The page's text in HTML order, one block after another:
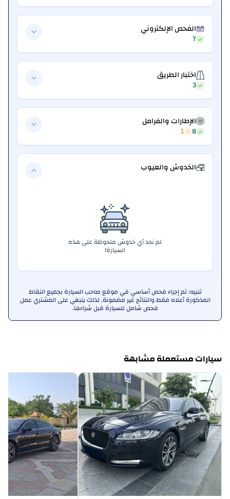
الفحص الإلكتروني
7
اختبار الطريق
3
الإطارات والفرامل
8
1
الخدوش والعيوب
لم نجد أي خدوش ملحوظة على هذه
السيارة!
تنبيه: تم إجراء فحص أساسي في موقع صاحب السيارة بجميع النقاط
المذكورة أعلاه فقط والنتائج غير مضمونة. لذلك ينبغي على المشتري عمل
فحص شامل للسيارة قبل شراءها.
سيارات مستعملة مشابهة